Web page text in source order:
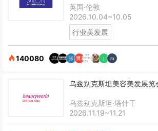
英国·伦敦
2026.10.04~10.05
行业美发展
140080
乌兹别克斯坦美容美发展览
乌兹别克斯坦·塔什干
2026.11.19~11.21